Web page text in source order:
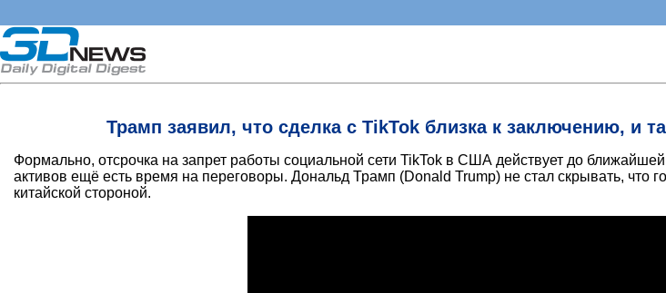
Трамп заявил, что сделка с TikTok близка к заключению, и
Формально, отсрочка на запрет работы социальной сети TikTok в США действует до
активов ещё есть время на переговоры. Дональд Трамп (Donald Trump) не стал скрывать, что
китайской стороной.